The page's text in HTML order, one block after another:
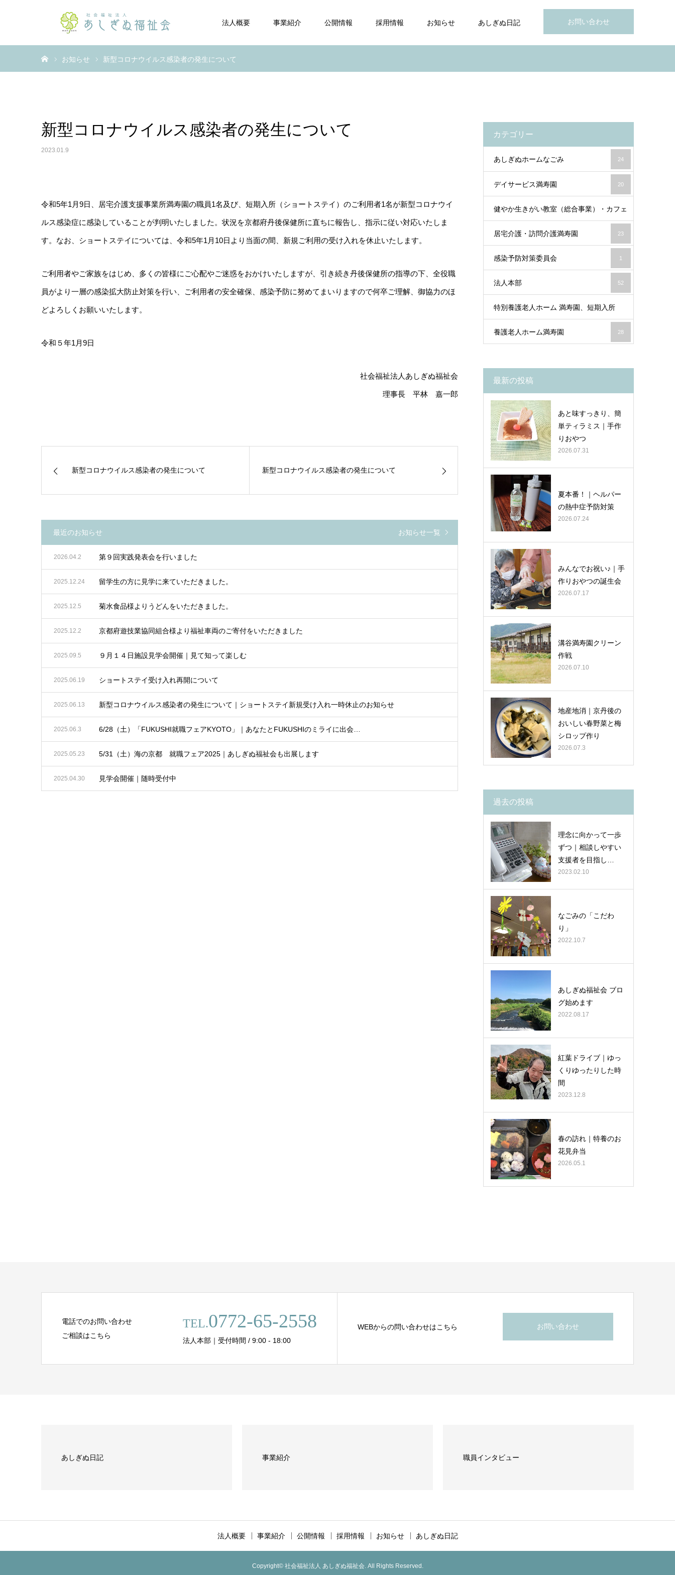
お問い合わせ
法人概要 事業紹介 公開情報 採用情報 お知らせ あしぎぬ日記
お知らせ 新型コロナウイルス感染者の発生について
新型コロナウイルス感染者の発生について
2023.01.9
令和5年1月9日、居宅介護支援事業所満寿園の職員1名及び、短期入所（ショートステイ）のご利用者1名が新型コロナウイ
ルス感染症に感染していることが判明いたしました。状況を京都府丹後保健所に直ちに報告し、指示に従い対応いたしま
す。なお、ショートステイについては、令和5年1月10日より当面の間、新規ご利用の受け入れを休止いたします。
ご利用者やご家族をはじめ、多くの皆様にご心配やご迷惑をおかけいたしますが、引き続き丹後保健所の指導の下、全役職
員がより一層の感染拡大防止対策を行い、ご利用者の安全確保、感染予防に努めてまいりますので何卒ご理解、御協力のほ
どよろしくお願いいたします。
令和５年1月9日
社会福祉法人あしぎぬ福祉会
理事長 平林 嘉一郎
新型コロナウイルス感染者の発生について 新型コロナウイルス感染者の発生について
最近のお知らせ お知らせ一覧
第９回実践発表会を行いました
2026.04.2
留学生の方に見学に来ていただきました。
2025.12.24
菊水食品様よりうどんをいただきました。
2025.12.5
京都府遊技業協同組合様より福祉車両のご寄付をいただきました
2025.12.2
９月１４日施設見学会開催｜見て知って楽しむ
2025.09.5
ショートステイ受け入れ再開について
2025.06.19
新型コロナウイルス感染者の発生について｜ショートステイ新規受け入れ一時休止のお知らせ
2025.06.13
6/28（土）「FUKUSHI就職フェアKYOTO」｜あなたとFUKUSHIのミライに出会…
2025.06.3
5/31（土）海の京都 就職フェア2025｜あしぎぬ福祉会も出展します
2025.05.23
見学会開催｜随時受付中
2025.04.30
カテゴリー
あしぎぬホームなごみ 24
デイサービス満寿園 20
健やか生きがい教室（総合事業）・カフェ
20
居宅介護・訪問介護満寿園 23
感染予防対策委員会 1
法人本部 52
特別養護老人ホーム 満寿園、短期入所
40
養護老人ホーム満寿園 28
最新の投稿
あと味すっきり、簡
単ティラミス｜手作
りおやつ
2026.07.31
夏本番！｜ヘルパー
の熱中症予防対策
2026.07.24
みんなでお祝い♪｜手
作りおやつの誕生会
2026.07.17
溝谷満寿園クリーン
作戦
2026.07.10
地産地消｜京丹後の
おいしい春野菜と梅
シロップ作り
2026.07.3
過去の投稿
理念に向かって一歩
ずつ｜相談しやすい
支援者を目指し…
2023.02.10
なごみの「こだわ
り」
2022.10.7
あしぎぬ福祉会 ブロ
グ始めます
2022.08.17
紅葉ドライブ｜ゆっ
くりゆったりした時
間
2023.12.8
春の訪れ｜特養のお
花見弁当
2026.05.1
電話でのお問い合わせ
ご相談はこちら
TEL.0772-65-2558
法人本部｜受付時間 / 9:00 - 18:00
WEBからの問い合わせはこちら お問い合わせ
あしぎぬ日記 事業紹介 職員インタビュー
法人概要 事業紹介 公開情報 採用情報 お知らせ あしぎぬ日記
Copyright© 社会福祉法人 あしぎぬ福祉会. All Rights Reserved.